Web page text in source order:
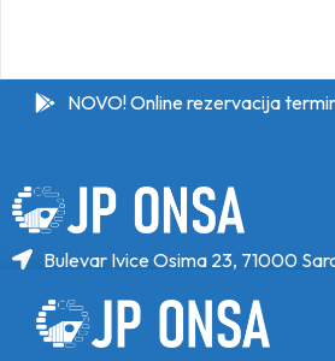
NOVO! Online rezervacija
Bulevar Ivice Osima 23, 71000
+387 33 646 471
info@jponsa.ba